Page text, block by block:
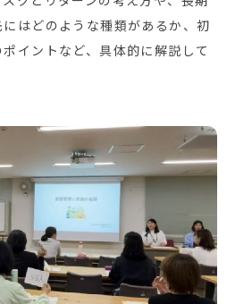
はどのような種類があるか、初
イントなど、具体的に解説して